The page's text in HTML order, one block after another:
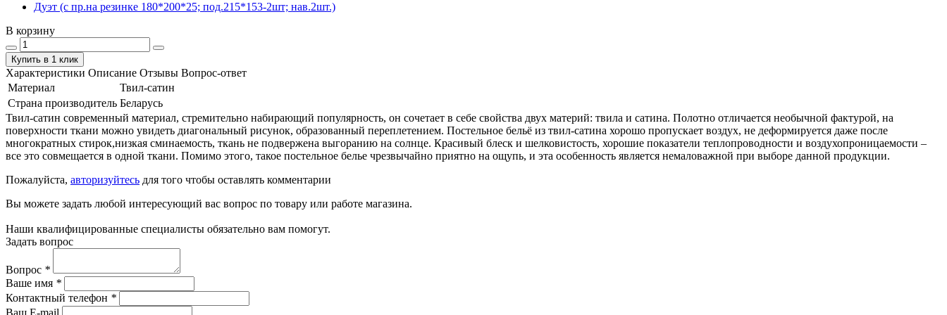
Дуэт (с пр.на резинке 180*200*25; под.215*153-2шт; нав.2шт.)
В корзину
Купить в 1 клик
Характеристики Описание Отзывы Вопрос-ответ
Материал
Твил-сатин
Страна производитель Беларусь
Твил-сатин современный материал, стремительно набирающий популярность, он сочетает в себе свойства двух материй: твила и сатина. Полотно отличается необычной фактурой, на
поверхности ткани можно увидеть диагональный рисунок, образованный переплетением. Постельное бельё из твил-сатина хорошо пропускает воздух, не деформируется даже после
многократных стирок,низкая сминаемость, ткань не подвержена выгоранию на солнце. Красивый блеск и шелковистость, хорошие показатели теплопроводности и воздухопроницаемости –
все это совмещается в одной ткани. Помимо этого, такое постельное белье чрезвычайно приятно на ощупь, и эта особенность является немаловажной при выборе данной продукции.
Пожалуйста, авторизуйтесь для того чтобы оставлять комментарии
Вы можете задать любой интересующий вас вопрос по товару или работе магазина.
Наши квалифицированные специалисты обязательно вам помогут.
Задать вопрос
Вопрос *
Ваше имя *
Контактный телефон *
Ваш E-mail